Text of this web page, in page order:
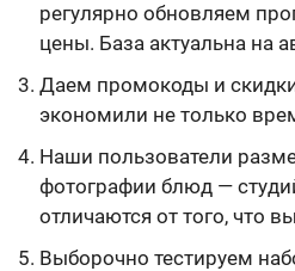
регулярно обновляем
цены. База актуальна на
Даем промокоды и
экономили не только
Наши пользователи
фотографии блюд —
отличаются от того, что
Выборочно тестируем